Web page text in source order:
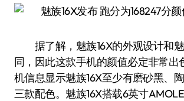
据了解，魅族16X的外观设计和魅
同，因此这款手机的颜值必定非常出
机信息显示魅族16X至少有磨砂黑、
三款配色。魅族16X搭载6英寸